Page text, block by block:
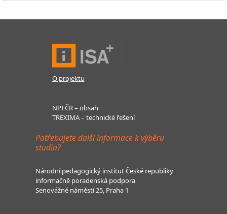
O projektu
NPI ČR – obsah
TREXIMA – technické řešení
Potřebujete další informace k výběru
studia?
Národní pedagogický institut České republiky
informačně poradenská podpora
Senovážné náměstí 25, Praha 1